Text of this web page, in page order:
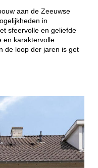
aan de Zeeuwse
in
sfeervolle en geliefde
en karaktervolle
de loop der jaren is get